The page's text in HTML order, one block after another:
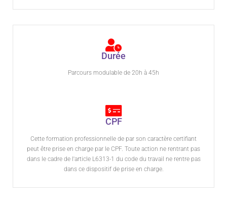
Durée
Parcours modulable de 20h à 45h
CPF
Cette formation professionnelle de par son caractère certifiant
peut être prise en charge par le CPF. Toute action ne rentrant pas
dans le cadre de l'article L6313-1 du code du travail ne rentre pas
dans ce dispositif de prise en charge.